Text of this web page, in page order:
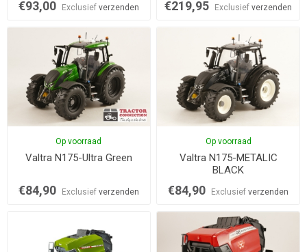
€93,00 Exclusief verzenden €219,95 Exclusiefverzenden
Op voorraad
Valtra N175-Ultra Green
€84,90 Exclusief verzenden
Op voorraad
Valtra N175-METALIC
BLACK
€84,90 Exclusiefverzenden